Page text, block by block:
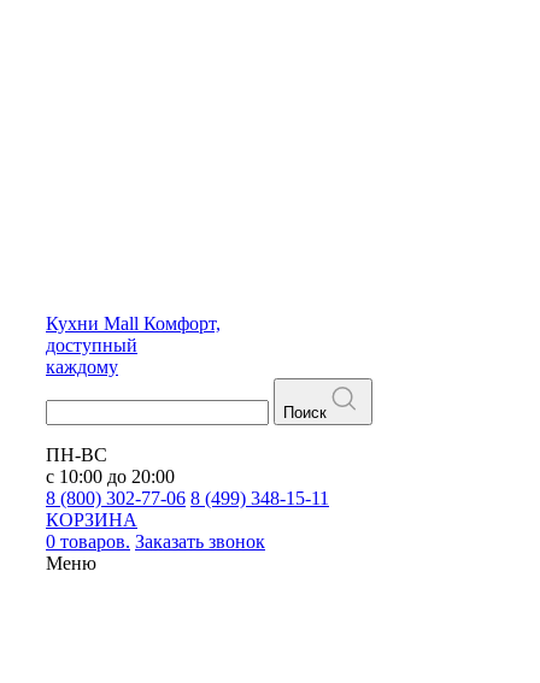
Кухни Mall Комфорт,
доступный
каждому
Поиск
ПН-ВС
с 10:00 до 20:00
8 (800) 302-77-06 8 (499) 348-15-11
КОРЗИНА
0 товаров. Заказать звонок
Меню